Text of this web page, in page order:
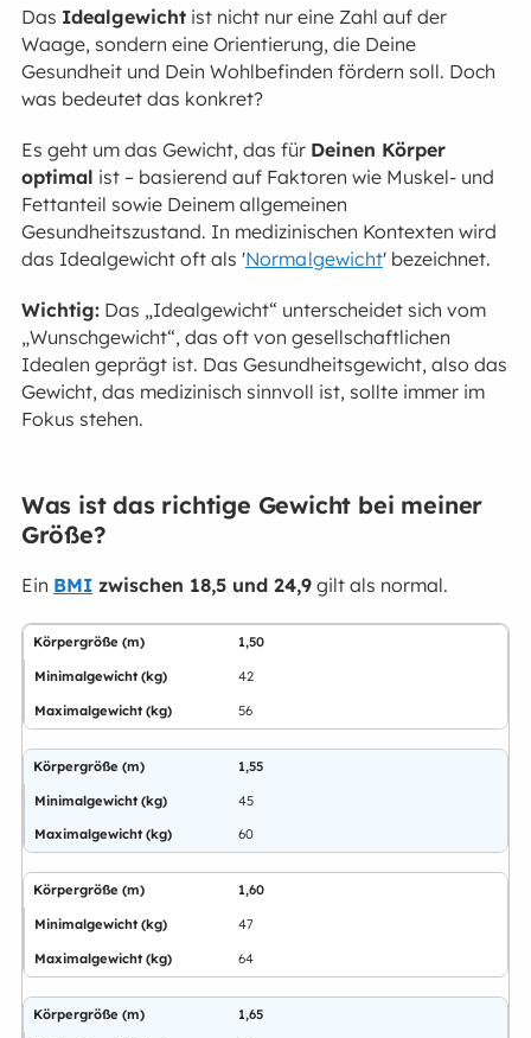
Das Idealgewichtist nicht nur eine Zahl auf der
Waage, sondern eine Orientierung, die Deine
Gesundheit und Dein Wohlbefinden fördern soll. Doch
was bedeutet das konkret?
Es geht um das Gewicht, das für Deinen Körper
optimal ist – basierend auf Faktoren wie Muskel- und
Fettanteil sowie Deinem allgemeinen
Gesundheitszustand. In medizinischen Kontexten wird
das Idealgewicht oft als 'Normalgewicht' bezeichnet.
Wichtig:Das „Idealgewicht“ unterscheidet sich vom
„Wunschgewicht“, das oft von gesellschaftlichen
Idealen geprägt ist. Das Gesundheitsgewicht, also das
Gewicht, das medizinisch sinnvoll ist, sollte immer im
Fokus stehen.
Was ist das richtige Gewicht bei meiner
Größe?
Ein BMI zwischen 18,5 und 24,9 gilt als normal.
1,50
42
56
1,55
45
60
1,60
47
64
1,65